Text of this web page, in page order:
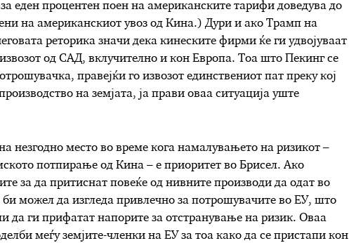
еден процентен поен на американските тарифи доведува до
на американскиот увоз од Кина.) Дури и ако Трамп на
реторика значи дека кинеските фирми ќе ги удвојуваат
од САД, вклучително и кон Европа. Тоа што Пекинг се
правејќи го извозот единствениот пат преку кој
на земјата, ја прави оваа ситуација уште
незгодно место во време кога намалувањето на ризикот –
потпирање од Кина – е приоритет во Брисел. Ако
за да притиснат повеќе од нивните производи да одат во
можел да изгледа привлечно за потрошувачите во ЕУ, што
да ги прифатат напорите за отстранување на ризик. Оваа
меѓу земјите-членки на ЕУ за тоа како да се пристапи кон